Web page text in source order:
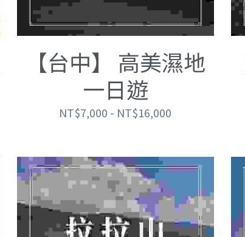
【台中】 高美濕地
一日遊
NT$7,000 - NT$16,000